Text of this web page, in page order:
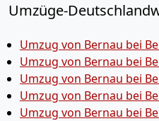
Umzüge-
Umzug von Bernau bei
Umzug von Bernau bei
Umzug von Bernau bei
Umzug von Bernau bei
Umzug von Bernau bei